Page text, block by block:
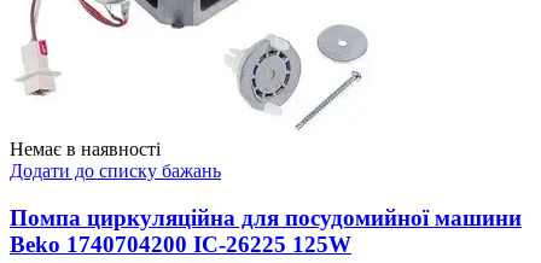
Немає в наявності
Додати до списку бажань
Помпа циркуляційна для посудомийної машини
Beko 1740704200 IC-26225 125W